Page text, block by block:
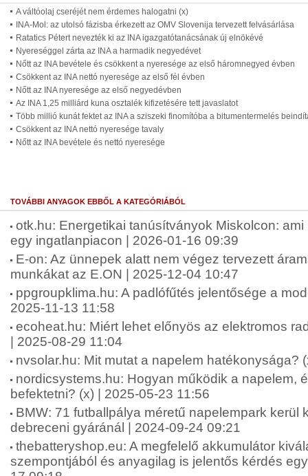
A váltóolaj cseréjét nem érdemes halogatni (x)
INA-Mol: az utolsó fázisba érkezett az OMV Slovenija tervezett felvásárlása
Ratatics Pétert nevezték ki az INA igazgatótanácsának új elnökévé
Nyereséggel zárta az INA a harmadik negyedévet
Nőtt az INA bevétele és csökkent a nyeresége az első háromnegyed évben
Csökkent az INA nettó nyeresége az első fél évben
Nőtt az INA nyeresége az első negyedévben
Az INA 1,25 milliárd kuna osztalék kifizetésére tett javaslatot
Több millió kunát fektet az INA a sziszeki finomítóba a bitumentermelés
Csökkent az INA nettó nyeresége tavaly
Nőtt az INA bevétele és nettó nyeresége
TOVÁBBI ANYAGOK EBBŐL A KATEGÓRIÁBÓL
otk.hu: Energetikai tanúsítványok Miskolcon:
egy ingatlanpiacon | 2026-01-16 09:39
E-on: Az ünnepek alatt nem végez tervezett
munkákat az E.ON | 2025-12-04 10:47
ppgroupklima.hu: A padlófűtés jelentősége a
2025-11-13 11:58
ecoheat.hu: Miért lehet előnyös az elektromos
| 2025-08-29 11:04
nvsolar.hu: Mit mutat a napelem hatékonysága?
nordicsystems.hu: Hogyan működik a napelem,
befektetni? (x) | 2025-05-23 11:56
BMW: 71 futballpálya méretű napelempark kerül
debreceni gyáránál | 2024-09-24 09:21
thebatteryshop.eu: A megfelelő akkumulátor
szempontjából és anyagilag is jelentős kérdés